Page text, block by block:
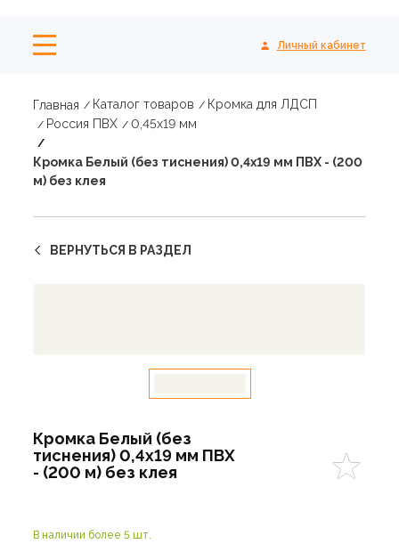
Личный кабинет
Главная Каталог товаров
Кромка для ЛДСП
Россия ПВХ
0,45х19 мм
Кромка Белый (без тиснения) 0,4х19 мм ПВХ - (200
м) без клея
ВЕРНУТЬСЯ В РАЗДЕЛ
Кромка Белый (без
тиснения) 0,4х19 мм ПВХ
- (200 м) без клея
В наличии более 5 шт.